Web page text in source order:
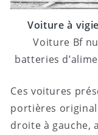
Voiture à
Voiture Bf
batteries
Ces voitures
portières
droite à gauche,